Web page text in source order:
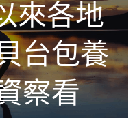
來各地
台包養
察看